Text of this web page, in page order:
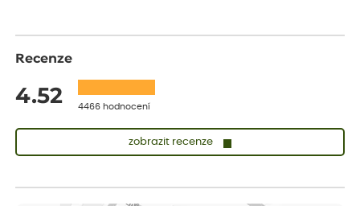
Recenze
4.52 4466 hodnocení
zobrazit recenze